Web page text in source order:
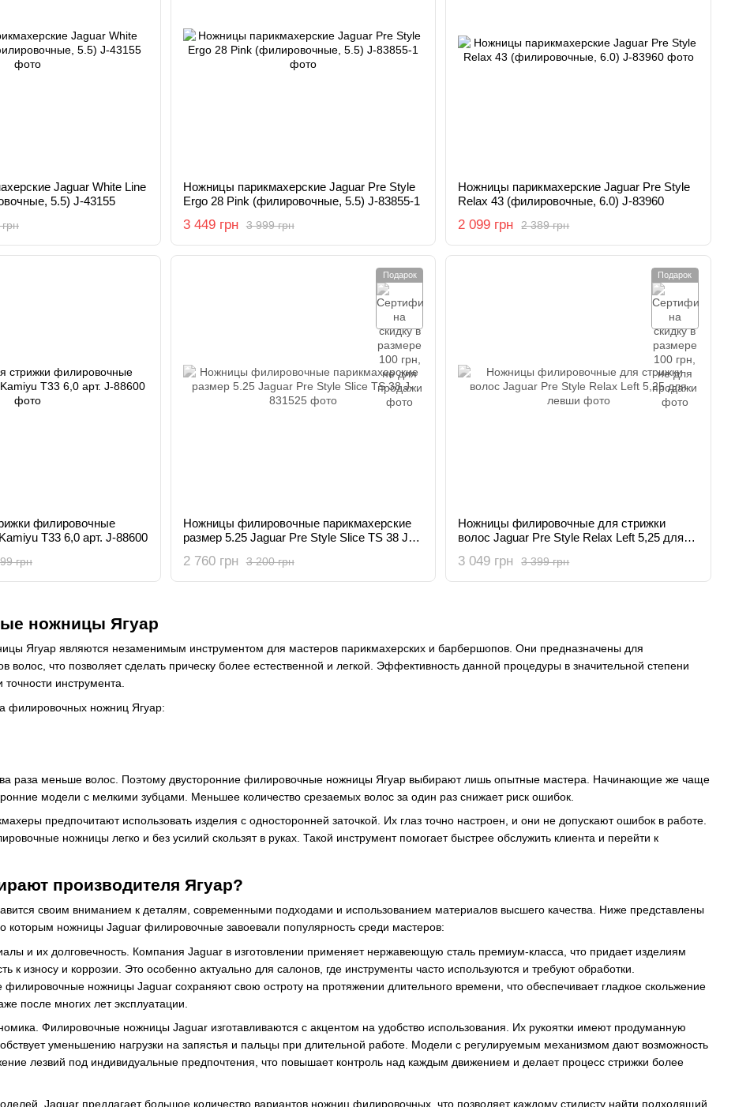
ножницы Ягуар
Ягуар являются незаменимым инструментом для мастеров парикмахерских и барбершопов. Они предназначены для
волос, что позволяет сделать прическу более естественной и легкой. Эффективность данной процедуры в значительной степени
точности инструмента.
филировочных ножниц Ягуар:
раза меньше волос. Поэтому двусторонние филировочные ножницы Ягуар выбирают лишь опытные мастера. Начинающие же чаще
модели с мелкими зубцами. Меньшее количество срезаемых волос за один раз снижает риск ошибок.
предпочитают использовать изделия с односторонней заточкой. Их глаз точно настроен, и они не допускают ошибок в работе.
ножницы легко и без усилий скользят в руках. Такой инструмент помогает быстрее обслужить клиента и перейти к
производителя Ягуар?
своим вниманием к деталям, современными подходами и использованием материалов высшего качества. Ниже представлены
которым ножницы Jaguar филировочные завоевали популярность среди мастеров:
и их долговечность. Компания Jaguar в изготовлении применяет нержавеющую сталь премиум-класса, что придает изделиям
к износу и коррозии. Это особенно актуально для салонов, где инструменты часто используются и требуют обработки.
филировочные ножницы Jaguar сохраняют свою остроту на протяжении длительного времени, что обеспечивает гладкое скольжение
после многих лет эксплуатации.
Филировочные ножницы Jaguar изготавливаются с акцентом на удобство использования. Их рукоятки имеют продуманную
уменьшению нагрузки на запястья и пальцы при длительной работе. Модели с регулируемым механизмом дают возможность
лезвий под индивидуальные предпочтения, что повышает контроль над каждым движением и делает процесс стрижки более
Jaguar предлагает большое количество вариантов ножниц филировочных, что позволяет каждому стилисту найти подходящий
Jaguar White Line
5.5) J-43155
Ножницы парикмахерские Jaguar Pre Style
Ergo 28 Pink (филировочные, 5.5) J-83855-1
3 999 грн
3 449 грн
Ножницы парикмахерские Jaguar Pre Style
Relax 43 (филировочные, 6.0) J-83960
2 389 грн
2 099 грн
филировочные
T33 6,0 арт. J-88600
грн
Подарок
Ножницы филировочные парикмахерские
размер 5.25 Jaguar Pre Style Slice TS 38 J-
3 200 грн
2 760 грн
Подарок
Ножницы филировочные для стрижки
волос Jaguar Pre Style Relax Left 5,25 для
3 399 грн
3 049 грн